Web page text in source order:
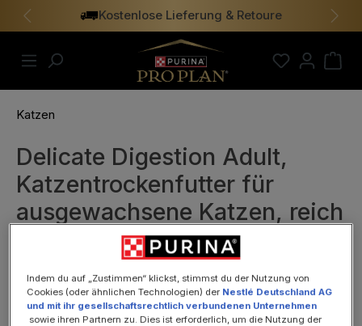
springen Kostenlose Lieferung & Retoure
Vorheriges
Katzen
Delicate Digestion Adult,
Katzentrockenfutter für
ausgewachsene Katzen, reich
an Truthahn, 400g
Indem du auf „Zustimmen“ klickst, stimmst du der Nutzung von
Cookies (oder ähnlichen Technologien) der Nestlé Deutschland AG
und mit ihr gesellschaftsrechtlich verbundenen Unternehmen
sowie ihren Partnern zu. Dies ist erforderlich, um die Nutzung der